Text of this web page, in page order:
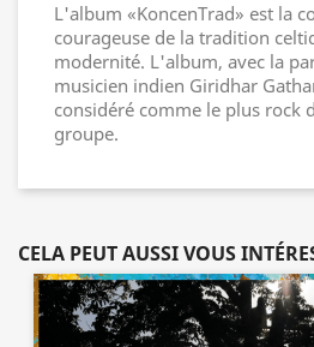
L'album «KoncenTrad» est la
courageuse de la tradition
modernité. L'album, avec la
musicien indien Giridhar
considéré comme le plus rock
groupe.
CELA PEUT AUSSI VOUS